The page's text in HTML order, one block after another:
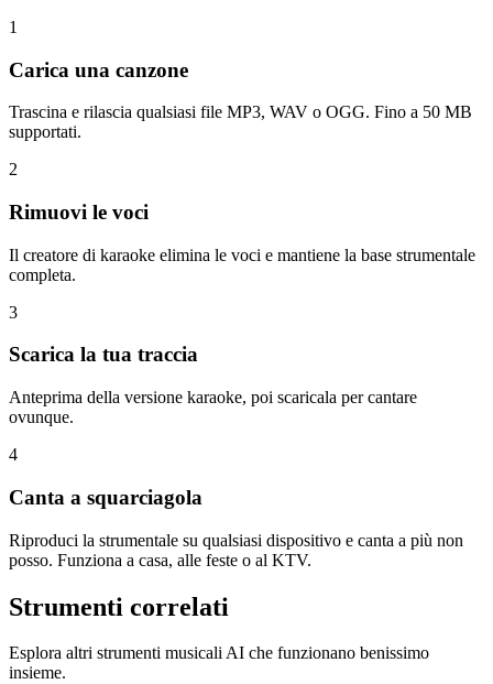
1
Carica una canzone
Trascina e rilascia qualsiasi file MP3, WAV o OGG. Fino a 50 MB
supportati.
2
Rimuovi le voci
Il creatore di karaoke elimina le voci e mantiene la base strumentale
completa.
3
Scarica la tua traccia
Anteprima della versione karaoke, poi scaricala per cantare
ovunque.
4
Canta a squarciagola
Riproduci la strumentale su qualsiasi dispositivo e canta a più non
posso. Funziona a casa, alle feste o al KTV.
Strumenti correlati
Esplora altri strumenti musicali AI che funzionano benissimo
insieme.